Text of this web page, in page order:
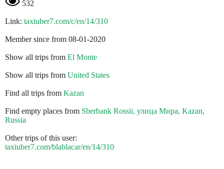
532
Link: taxiuber7.com/c/en/14/310
Member since from 08-01-2020
Show all trips from El Monte
Show all trips from United States
Find all trips from Kazan
Find empty places from Sberbank Rossii, улица Мира, Kazan,
Russia
Other trips of this user:
taxiuber7.com/blablacar/en/14/310